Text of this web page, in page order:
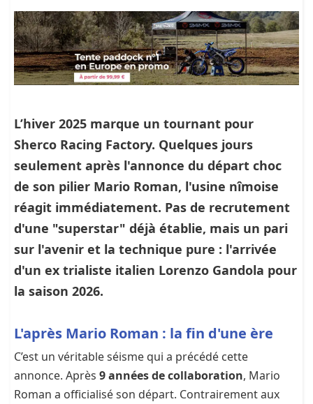
L’hiver 2025 marque un tournant pour
Sherco Racing Factory. Quelques jours
seulement après l'annonce du départ choc
de son pilier Mario Roman, l'usine nîmoise
réagit immédiatement. Pas de recrutement
d'une "superstar" déjà établie, mais un pari
sur l'avenir et la technique pure : l'arrivée
d'un ex trialiste italien Lorenzo Gandola pour
la saison 2026.
L'après Mario Roman : la fin d'une ère
C’est un véritable séisme qui a précédé cette
annonce. Après 9 années de collaboration, Mario
Roman a officialisé son départ. Contrairement aux